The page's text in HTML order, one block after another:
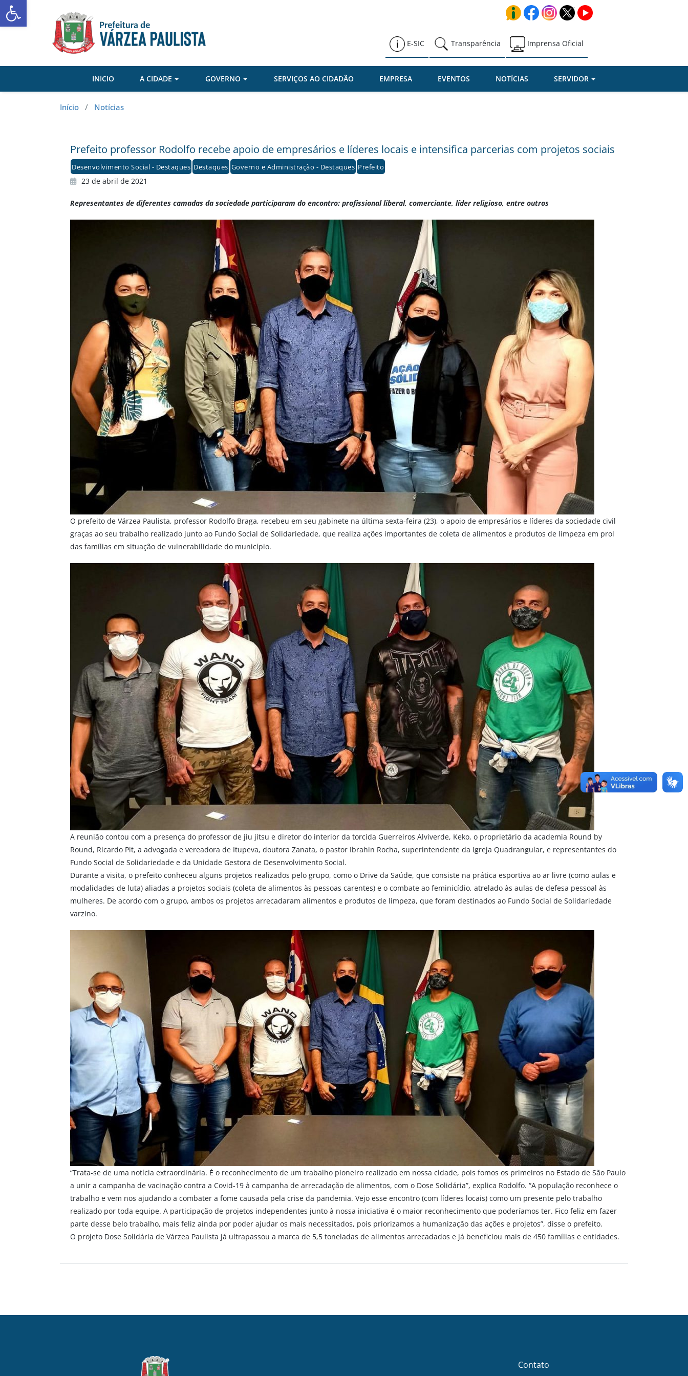
Skip
to
E-SIC Transparência Imprensa Oficial
INICIO A CIDADE GOVERNO SERVIÇOS AO CIDADÃO EMPRESA EVENTOS NOTÍCIAS SERVIDOR
Início / Notícias
Prefeito professor Rodolfo recebe apoio de empresários e líderes locais e intensifica parcerias com projetos sociais
Desenvolvimento Social - Destaques Destaques Governo e Administração - Destaques Prefeito
23 de abril de 2021
Representantes de diferentes camadas da sociedade participaram do encontro: profissional liberal, comerciante, líder religioso, entre outros
O prefeito de Várzea Paulista, professor Rodolfo Braga, recebeu em seu gabinete na última sexta-feira (23), o apoio de empresários e líderes da sociedade civil
graças ao seu trabalho realizado junto ao Fundo Social de Solidariedade, que realiza ações importantes de coleta de alimentos e produtos de limpeza em prol
das famílias em situação de vulnerabilidade do município.
A reunião contou com a presença do professor de jiu jitsu e diretor do interior da torcida Guerreiros Alviverde, Keko, o proprietário da academia Round by
Round, Ricardo Pit, a advogada e vereadora de Itupeva, doutora Zanata, o pastor Ibrahin Rocha, superintendente da Igreja Quadrangular, e representantes do
Fundo Social de Solidariedade e da Unidade Gestora de Desenvolvimento Social.
Durante a visita, o prefeito conheceu alguns projetos realizados pelo grupo, como o Drive da Saúde, que consiste na prática esportiva ao ar livre (como aulas e
modalidades de luta) aliadas a projetos sociais (coleta de alimentos às pessoas carentes) e o combate ao feminicídio, atrelado às aulas de defesa pessoal às
mulheres. De acordo com o grupo, ambos os projetos arrecadaram alimentos e produtos de limpeza, que foram destinados ao Fundo Social de Solidariedade
varzino.
“Trata-se de uma notícia extraordinária. É o reconhecimento de um trabalho pioneiro realizado em nossa cidade, pois fomos os primeiros no Estado de São Paulo
a unir a campanha de vacinação contra a Covid-19 à campanha de arrecadação de alimentos, com o Dose Solidária”, explica Rodolfo. “A população reconhece o
trabalho e vem nos ajudando a combater a fome causada pela crise da pandemia. Vejo esse encontro (com líderes locais) como um presente pelo trabalho
realizado por toda equipe. A participação de projetos independentes junto à nossa iniciativa é o maior reconhecimento que poderíamos ter. Fico feliz em fazer
parte desse belo trabalho, mais feliz ainda por poder ajudar os mais necessitados, pois priorizamos a humanização das ações e projetos”, disse o prefeito.
O projeto Dose Solidária de Várzea Paulista já ultrapassou a marca de 5,5 toneladas de alimentos arrecadados e já beneficiou mais de 450 famílias e entidades.
Contato